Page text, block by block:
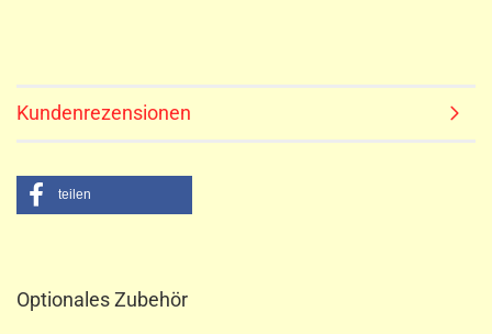
Kundenrezensionen
teilen
Optionales Zubehör